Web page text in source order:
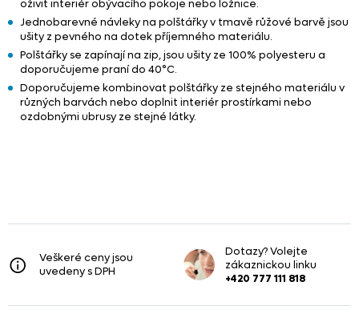
oživit interiér obývacího pokoje nebo ložnice.
Jednobarevné návleky na polštářky v tmavě růžové barvě jsou
ušity z pevného na dotek příjemného materiálu.
Polštářky se zapínají na zip, jsou ušity ze 100% polyesteru a
doporučujeme praní do 40°C.
Doporučujeme kombinovat polštářky ze stejného materiálu v
různých barvách nebo doplnit interiér prostírkami nebo
ozdobnými ubrusy ze stejné látky.
Veškeré ceny jsou
uvedeny s DPH
Dotazy? Volejte
zákaznickou linku
+420 777 111 818